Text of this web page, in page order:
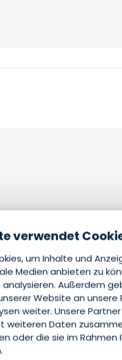
verwendet
um Inhalte und
Medien anbieten zu
Außerdem
Website an unsere
weiter. Unsere
weiteren Daten
oder die sie im Rahmen